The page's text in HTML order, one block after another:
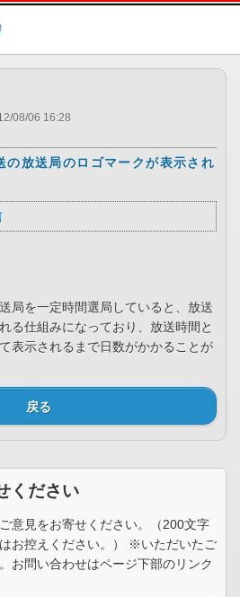
のページの本文へ
08/06 16:28
の放送局のロゴマークが表示され
局を一定時間選局していると、放送
る仕組みになっており、放送時間と
表示されるまで日数がかかることが
戻る
ください
意見をお寄せください。（200文字
お控えください。） ※いただいたご
お問い合わせはページ下部のリンク